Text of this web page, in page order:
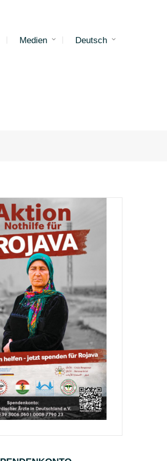
Medien Deutsch